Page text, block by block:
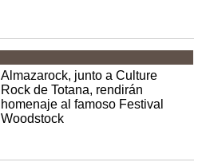
Almazarock, junto a Culture
Rock de Totana, rendirán
homenaje al famoso Festival
Woodstock